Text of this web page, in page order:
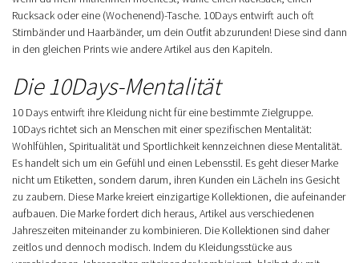
Rucksack oder eine (Wochenend)-Tasche. 10Days entwirft auch oft
Stirnbänder und Haarbänder, um dein Outfit abzurunden! Diese sind dann
in den gleichen Prints wie andere Artikel aus den Kapiteln.
Die 10Days-Mentalität
10 Days entwirft ihre Kleidung nicht für eine bestimmte Zielgruppe.
10Days richtet sich an Menschen mit einer spezifischen Mentalität:
Wohlfühlen, Spiritualität und Sportlichkeit kennzeichnen diese Mentalität.
Es handelt sich um ein Gefühl und einen Lebensstil. Es geht dieser Marke
nicht um Etiketten, sondern darum, ihren Kunden ein Lächeln ins Gesicht
zu zaubern. Diese Marke kreiert einzigartige Kollektionen, die aufeinander
aufbauen. Die Marke fordert dich heraus, Artikel aus verschiedenen
Jahreszeiten miteinander zu kombinieren. Die Kollektionen sind daher
zeitlos und dennoch modisch. Indem du Kleidungsstücke aus